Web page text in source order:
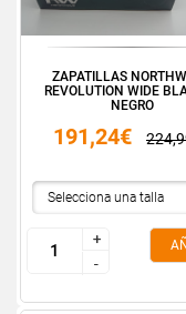
ZAPATILLAS
REVOLUTION WIDE
NEGRO
191,24€
+
-
+
-